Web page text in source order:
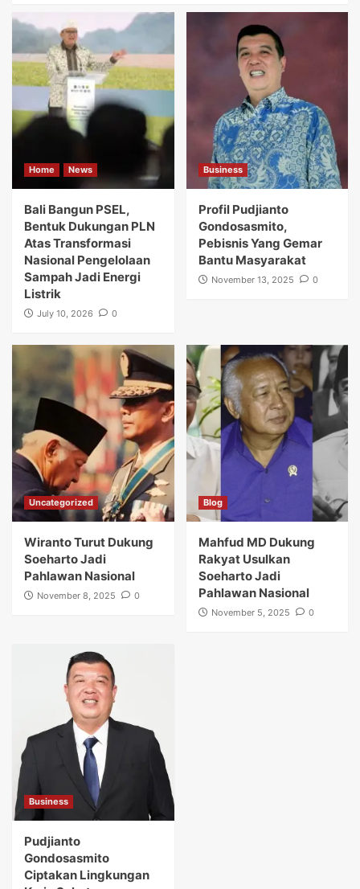
Home News
Bali Bangun PSEL,
Bentuk Dukungan PLN
Atas Transformasi
Nasional Pengelolaan
Sampah Jadi Energi
Listrik
July 10, 2026 0
Business
Profil Pudjianto
Gondosasmito,
Pebisnis Yang Gemar
Bantu Masyarakat
November 13, 2025 0
Uncategorized
Wiranto Turut Dukung
Soeharto Jadi
Pahlawan Nasional
November 8, 2025 0
Blog
Mahfud MD Dukung
Rakyat Usulkan
Soeharto Jadi
Pahlawan Nasional
November 5, 2025 0
Business
Pudjianto
Gondosasmito
Ciptakan Lingkungan